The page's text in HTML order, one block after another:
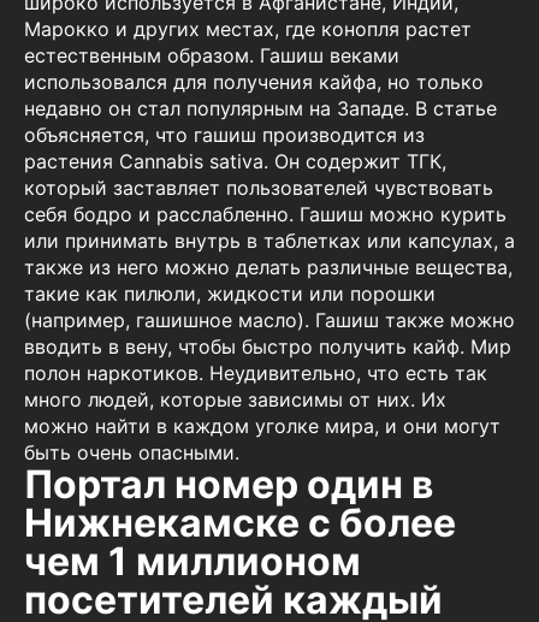
Марокко и других местах, где конопля растет
естественным образом. Гашиш веками
использовался для получения кайфа, но только
недавно он стал популярным на Западе. В статье
объясняется, что гашиш производится из
растения Cannabis sativa. Он содержит ТГК,
который заставляет пользователей чувствовать
себя бодро и расслабленно. Гашиш можно курить
или принимать внутрь в таблетках или капсулах, а
также из него можно делать различные вещества,
такие как пилюли, жидкости или порошки
(например, гашишное масло). Гашиш также можно
вводить в вену, чтобы быстро получить кайф. Мир
полон наркотиков. Неудивительно, что есть так
много людей, которые зависимы от них. Их
можно найти в каждом уголке мира, и они могут
быть очень опасными.
Портал номер один в
Нижнекамске с более
чем 1 миллионом
посетителей каждый